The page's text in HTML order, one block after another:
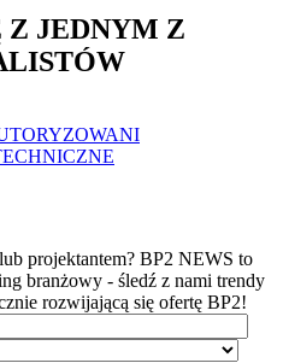
Z JEDNYM Z
projektantem? BP2 NEWS to
branżowy - śledź z nami trendy
rozwijającą się ofertę BP2!